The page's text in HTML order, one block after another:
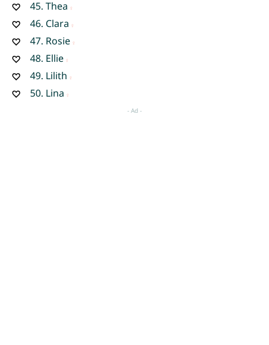
45. Thea
46. Clara
47. Rosie
48. Ellie
49. Lilith
50. Lina